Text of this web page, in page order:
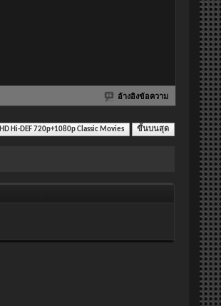
อ้างอิงข้อความ
HD Hi-DEF 720p+1080p Classic Movies ขึ้นบนสุด